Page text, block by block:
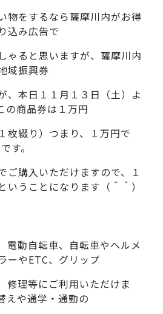
物をするなら薩摩川内がお得
込み広告で
ゃると思いますが、薩摩川内
域振興券
、本日１１月１３日（土）よ
の商品券は１万円
枚綴り）つまり、１万円で
す。
ご購入いただけますので、１
いうことになります（＾＾）
電動自転車、自転車やヘルメ
ーやETC、グリップ
修理等にご利用いただけま
えや通学・通勤の